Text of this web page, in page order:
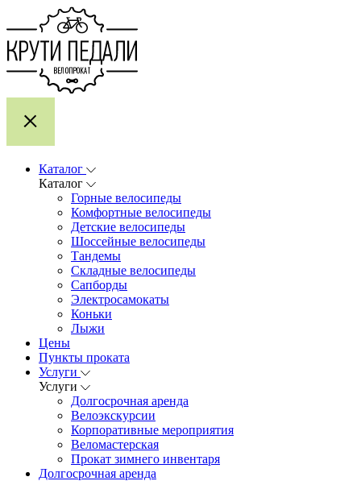
Каталог
Каталог
Горные велосипеды
Комфортные велосипеды
Детские велосипеды
Шоссейные велосипеды
Тандемы
Складные велосипеды
Сапборды
Электросамокаты
Коньки
Лыжи
Цены
Пункты проката
Услуги
Услуги
Долгосрочная аренда
Велоэкскурсии
Корпоративные мероприятия
Веломастерская
Прокат зимнего инвентаря
Долгосрочная аренда